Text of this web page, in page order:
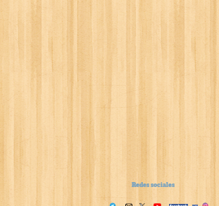
Redes sociales